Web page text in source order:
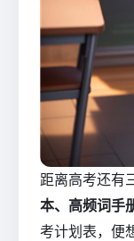
距离高考还有
本、高频词手
考计划表，便